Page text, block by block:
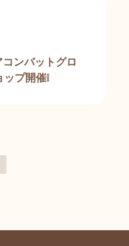
ンバットグロ
プ開催❕